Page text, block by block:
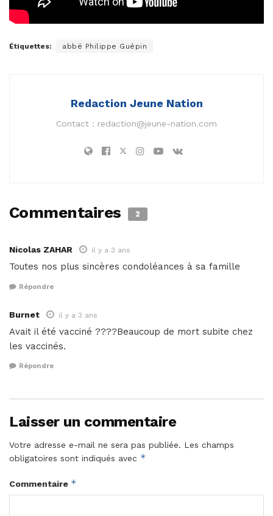
Étiquettes: abbé Philippe Guépin
Redaction Jeune Nation
Contact : redaction@jeune-nation.com
Commentaires 2
Nicolas ZAHAR il y a 3 ans
Toutes nos plus sincères condoléances à sa famille
Répondre
Burnet il y a 3 ans
Avait il été vacciné ????Beaucoup de mort subite chez
les vaccinés.
Répondre
Laisser un commentaire
Votre adresse e-mail ne sera pas publiée. Les champs
obligatoires sont indiqués avec *
Commentaire *